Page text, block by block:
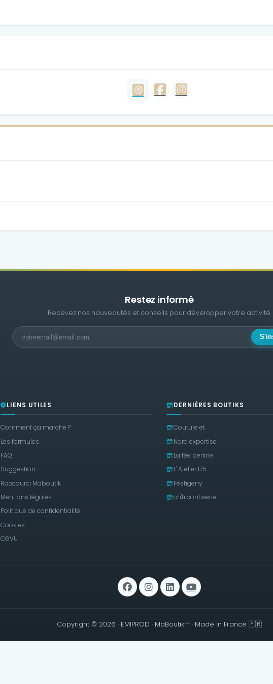
Restez informé
Recevez nos nouveautés et conseils pour développer votre activité.
LIENS UTILES
Comment ça marche ?
Les formules
FAQ
Suggestion
Raccourci Maboutik
Mentions légales
Politique de confidentialité
Cookies
CGVU
DERNIÈRES BOUTIKS
Couture et
Nord expertise
La fée perline
L' Atelier 175
Fêstigeny
ch'ti confiserie
Copyright © 2026 · EMIPROD · MaBoutik.fr · Made in France 🇫🇷